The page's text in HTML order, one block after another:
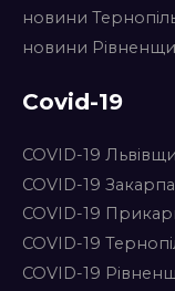
новини
новини
Covid-19
COVID-19
COVID-19
COVID-19
COVID-19
COVID-19